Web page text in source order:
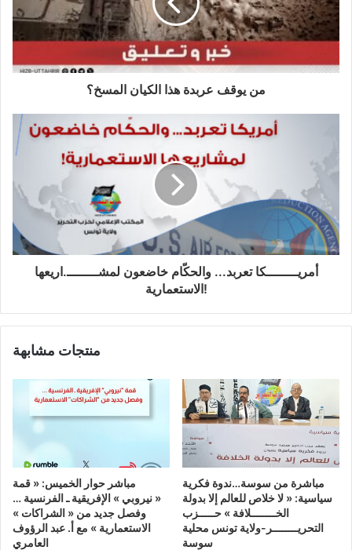
من يوقف عربدة هذا الكيان المسخ؟
أمريــــــــكا تعربد... والحكّام خاضعون لمشــــــــ.اريعها
الاستعمارية!
منتجات مشابهة
مباشر حوار الخميس: « قمة
« نيروبي » الإفريقية ـ الفرنسية …
وفصل جديد من « الشراكات »
الاستعمارية » مع أ. عبد الرؤوف
العامري
مباشرة من سوسة…ندوة فكرية
سياسية: « لا خلاص للعالم إلا بدولة
الخــــــــلافة » حـــــزب
التحريــــــــر-ولاية تونس محلية
سوسة